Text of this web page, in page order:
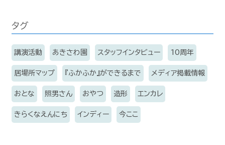
タグ
講演活動 あきさわ園 スタッフインタビュー 10周年
居場所マップ 『ふかふか』ができるまで メディア掲載情報
おとな 照男さん おやつ 造形 エンカレ
きらくなえんにち インディー 今ここ